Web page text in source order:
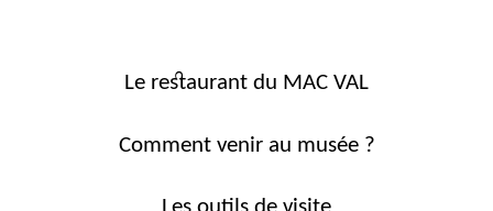
Le restaurant du MAC VAL
Comment venir au musée ?